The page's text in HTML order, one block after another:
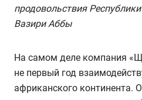
продовольствия
Вазири Аббы
На самом деле компания
не первый год
африканского континента.